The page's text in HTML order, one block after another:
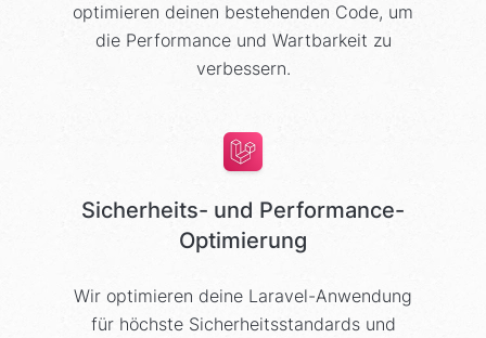
optimieren deinen bestehenden Code, um
die Performance und Wartbarkeit zu
verbessern.
Sicherheits- und Performance-
Optimierung
Wir optimieren deine Laravel-Anwendung
für höchste Sicherheitsstandards und